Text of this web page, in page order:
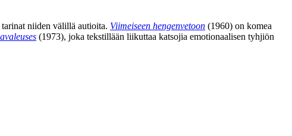
niiden välillä autioita. Viimeiseen hengenvetoon (1960) on komea
(1973), joka tekstillään liikuttaa katsojia emotionaalisen tyhjiön